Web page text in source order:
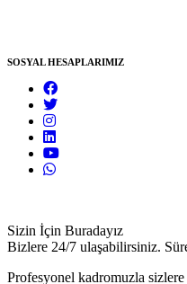
SOSYAL HESAPLARIMIZ
Sizin İçin Buradayız
Bizlere 24/7 ulaşabilirsiniz.
Profesyonel kadromuzla sizlere